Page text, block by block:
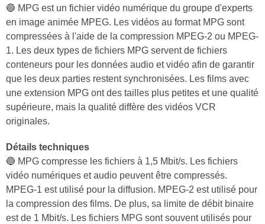
🔵 MPG est un fichier vidéo numérique du groupe d'experts
en image animée MPEG. Les vidéos au format MPG sont
compressées à l'aide de la compression MPEG-2 ou MPEG-
1. Les deux types de fichiers MPG servent de fichiers
conteneurs pour les données audio et vidéo afin de garantir
que les deux parties restent synchronisées. Les films avec
une extension MPG ont des tailles plus petites et une qualité
supérieure, mais la qualité diffère des vidéos VCR
originales.
Détails techniques
🔵 MPG compresse les fichiers à 1,5 Mbit/s. Les fichiers
vidéo numériques et audio peuvent être compressés.
MPEG-1 est utilisé pour la diffusion. MPEG-2 est utilisé pour
la compression des films. De plus, sa limite de débit binaire
est de 1 Mbit/s. Les fichiers MPG sont souvent utilisés pour